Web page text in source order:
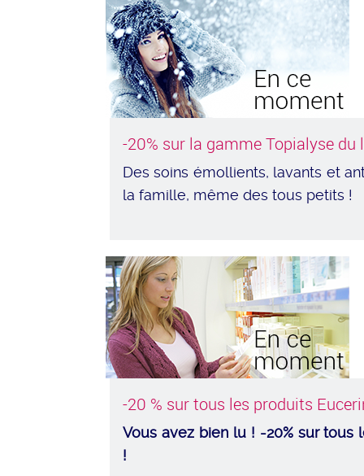
-20% sur la gamme Topialyse du
Des soins émollients, lavants et
la famille, même des tous petits !
-20 % sur tous les produits
Vous avez bien lu ! -20% sur
!